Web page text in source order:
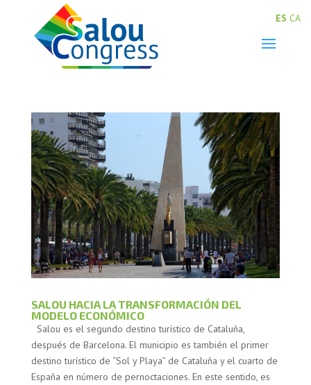
SALOU HACIA LA TRANSFORMACIÓN DEL
MODELO ECONÓMICO
Salou es el segundo destino turístico de Cataluña,
después de Barcelona. El municipio es también el primer
destino turístico de “Sol y Playa” de Cataluña y el cuarto de
España en número de pernoctaciones. En este sentido, es
ES CA